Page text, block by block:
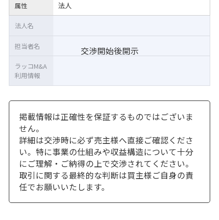
属性 法人
交渉開始後開示
法人名
担当者名
ラッコM&A
利用情報
掲載情報は正確性を保証するものではございま
せん。
詳細は交渉時に必ず売主様へ直接ご確認くださ
い。特に事業の仕組みや収益構造について十分
にご理解・ご納得の上で交渉されてください。
取引に関する最終的な判断は買主様ご自身の責
任でお願いいたします。